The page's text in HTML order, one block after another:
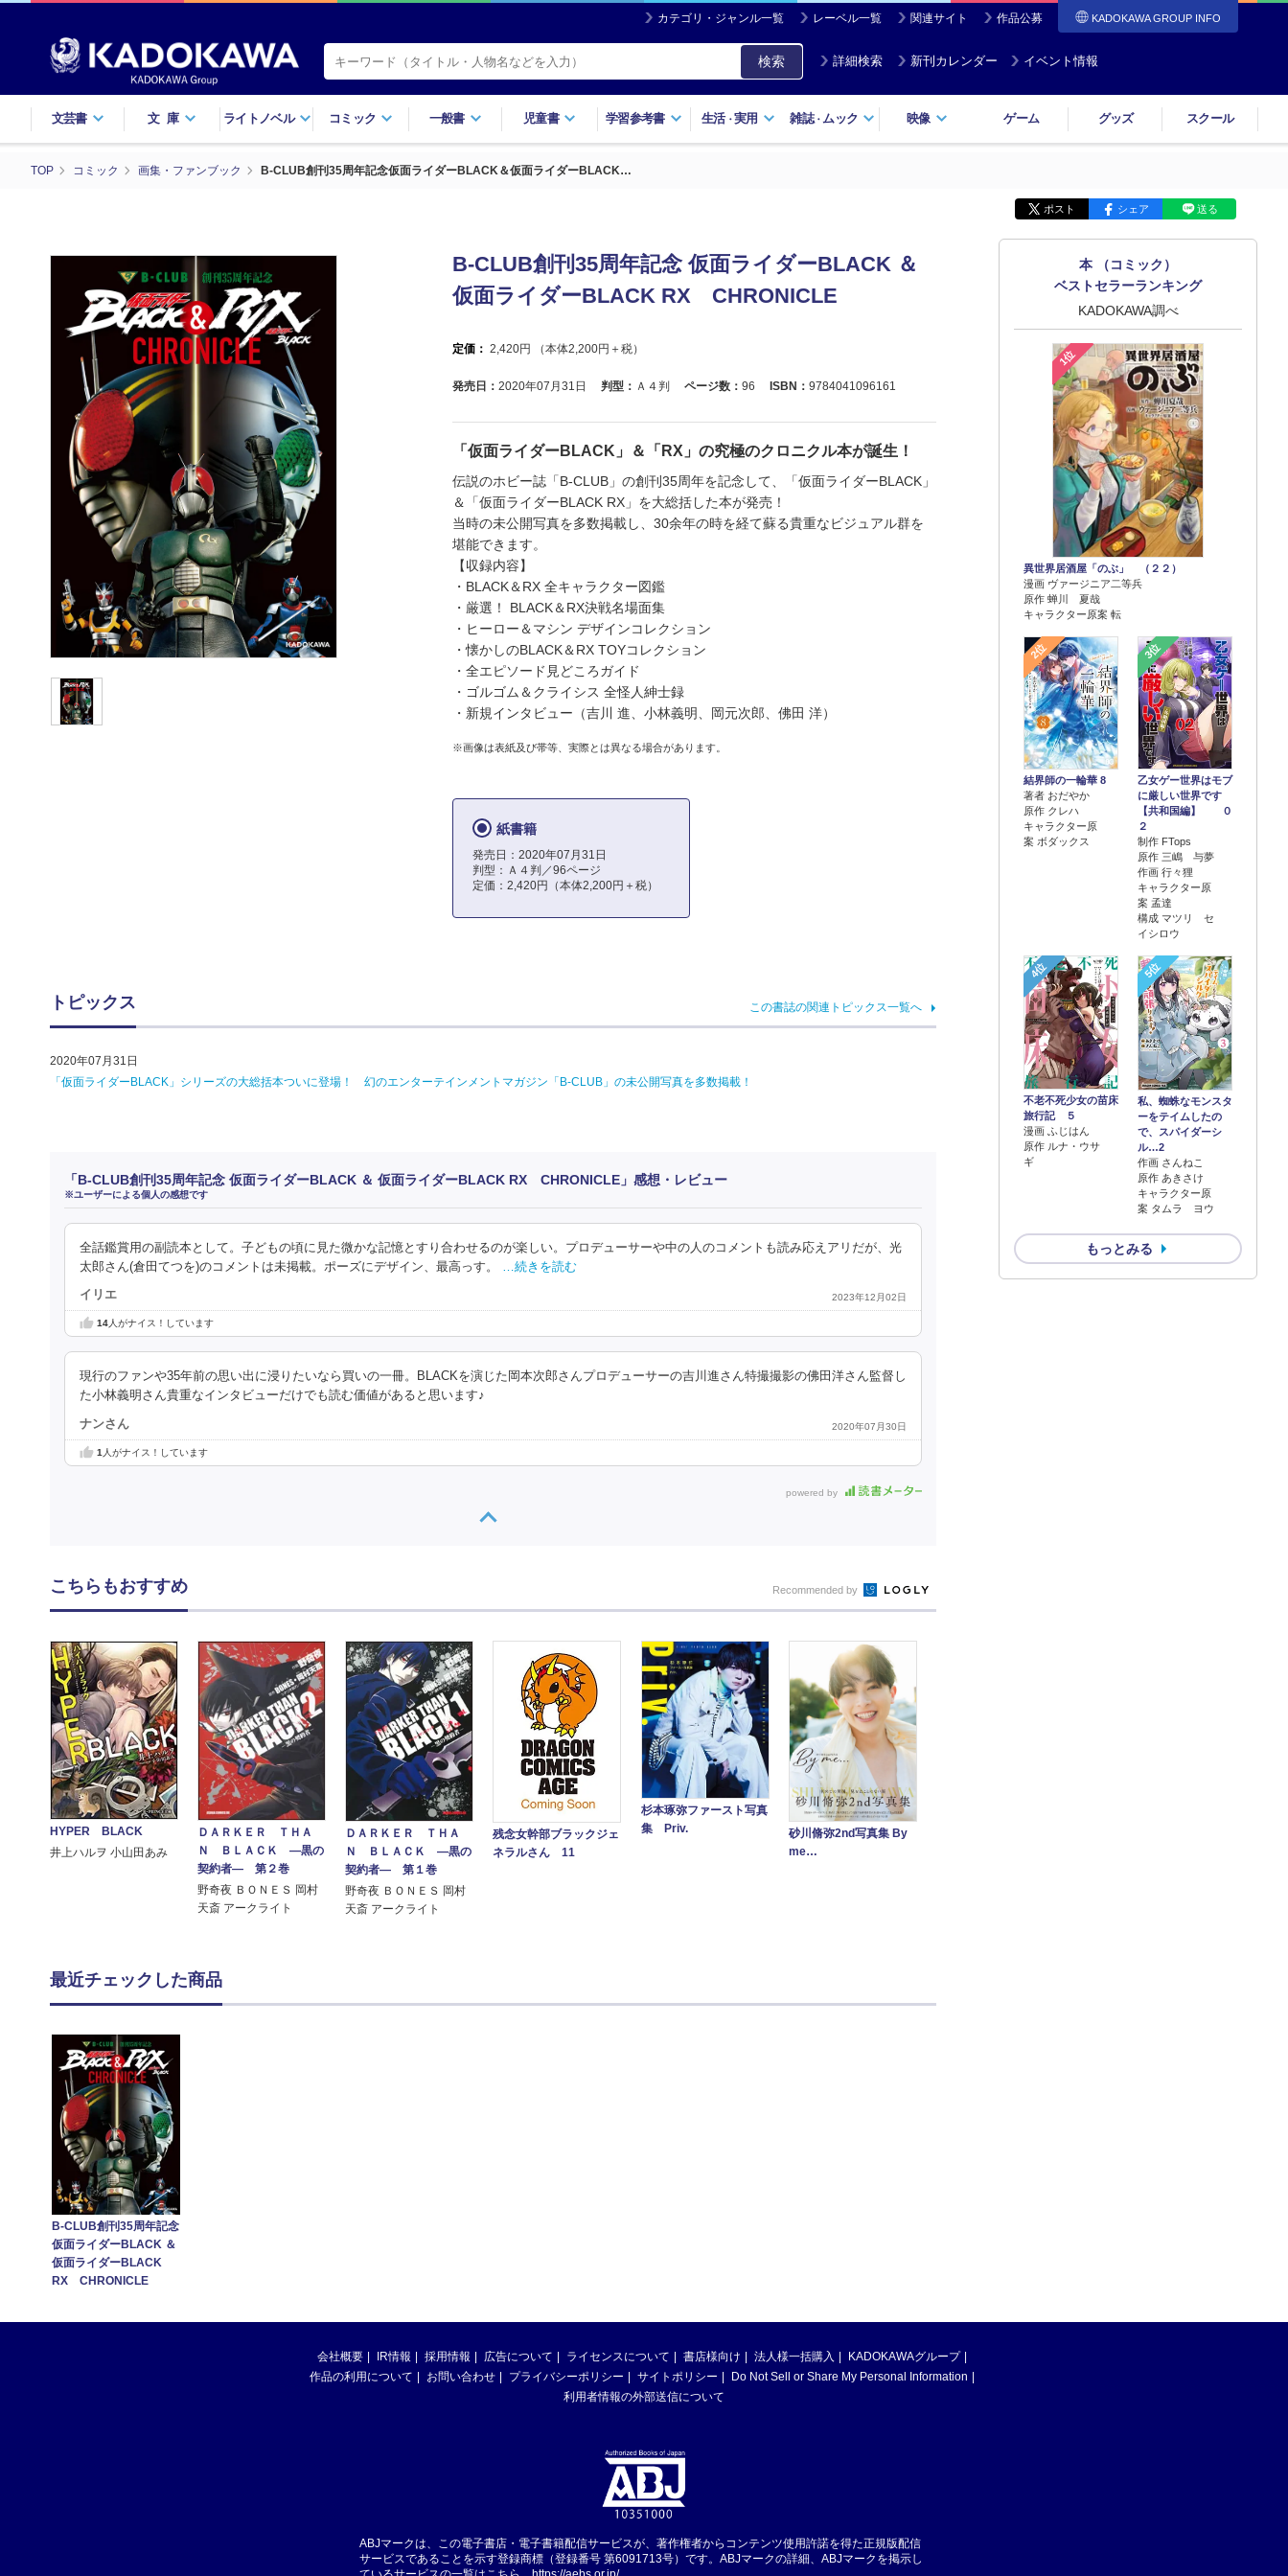
カテゴリ・ジャンル一覧 レーベル一覧 関連サイト 作品公募 KADOKAWA GROUP INFO
検索 詳細検索 新刊カレンダー イベント情報
文芸書 文庫 ライトノベル コミック 一般書 児童書 学習参考書 生活・実用 雑誌・ ムック 映像 ゲーム グッズ スクール
TOP コミック 画集・ファンブック B-CLUB創刊35周年記念仮面ライダーBLACK＆仮面ライダーBLACK…
ポスト シェア 送る
B-CLUB創刊35周年記念 仮面ライダーBLACK ＆
仮面ライダーBLACK RX CHRONICLE
定価： 2,420円 （本体2,200円＋税）
発売日： 2020年07月31日 判型： Ａ４判 ページ数： 96 ISBN： 9784041096161
「仮面ライダーBLACK」＆「RX」の究極のクロニクル本が誕生！
伝説のホビー誌「B-CLUB」の創刊35周年を記念して、「仮面ライダーBLACK」
＆「仮面ライダーBLACK RX」を大総括した本が発売！
当時の未公開写真を多数掲載し、30余年の時を経て蘇る貴重なビジュアル群を
堪能できます。
【収録内容】
・BLACK＆RX 全キャラクター図鑑
・厳選！ BLACK＆RX決戦名場面集
・ヒーロー＆マシン デザインコレクション
・懐かしのBLACK＆RX TOYコレクション
・全エピソード見どころガイド
・ゴルゴム＆クライシス 全怪人紳士録
・新規インタビュー（吉川 進、小林義明、岡元次郎、佛田 洋）
※画像は表紙及び帯等、実際とは異なる場合があります。
紙書籍
発売日：2020年07月31日
判型：Ａ４判／96ページ
定価：2,420円（本体2,200円＋税）
トピックス この書誌の関連トピックス一覧へ
2020年07月31日
「仮面ライダーBLACK」シリーズの大総括本ついに登場！ 幻のエンターテインメントマガジン「B-CLUB」の未公開写真を多数掲載！
「B-CLUB創刊35周年記念 仮面ライダーBLACK ＆ 仮面ライダーBLACK RX CHRONICLE」感想・レビュー
※ユーザーによる個人の感想です
全話鑑賞用の副読本として。子どもの頃に見た微かな記憶とすり合わせるのが楽しい。プロデューサーや中の人のコメントも読み応えアリだが、光
太郎さん(倉田てつを)のコメントは未掲載。ポーズにデザイン、最高っす。
…続きを読む
イリエ 2023年12月02日
14人がナイス！しています
現行のファンや35年前の思い出に浸りたいなら買いの一冊。BLACKを演じた岡本次郎さんプロデューサーの吉川進さん特撮撮影の佛田洋さん監督し
た小林義明さん貴重なインタビューだけでも読む価値があると思います♪
ナンさん 2020年07月30日
1 人がナイス！しています
powered by
本 （コミック）
ベストセラーランキング
KADOKAWA調べ
1位
異世界居酒屋「のぶ」 （２２）
漫画 ヴァージニア二等兵
原作 蝉川 夏哉
キャラクター原案 転
2位
結界師の一輪華 8
著者 おだやか
原作 クレハ
キャラクター原
案 ボダックス
3位
乙女ゲー世界はモブ
に厳しい世界です
【共和国編】 ０
２
制作 FTops
原作 三嶋 与夢
作画 行々狸
キャラクター原
案 孟達
構成 マツリ セ
イシロウ
4位
不老不死少女の苗床
旅行記 ５
漫画 ふじはん
原作 ルナ・ウサ
ギ
5位
私、蜘蛛なモンスタ
ーをテイムしたの
で、スパイダーシ
ル…2
作画 さんねこ
原作 あきさけ
キャラクター原
案 タムラ ヨウ
もっとみる
こちらもおすすめ Recommended by
HYPER BLACK
井上ハルヲ 小山田あみ
ＤＡＲＫＥＲ ＴＨＡ
Ｎ ＢＬＡＣＫ ―黒の
契約者― 第２巻
野奇夜 ＢＯＮＥＳ 岡村
天斎 アークライト
ＤＡＲＫＥＲ ＴＨＡ
Ｎ ＢＬＡＣＫ ―黒の
契約者― 第１巻
野奇夜 ＢＯＮＥＳ 岡村
天斎 アークライト
残念女幹部ブラックジェ
ネラルさん 11
杉本琢弥ファースト写真
集 Priv.
砂川脩弥2nd写真集 By
me…
最近チェックした商品
B-CLUB創刊35周年記念
仮面ライダーBLACK ＆
仮面ライダーBLACK
RX CHRONICLE
会社概要 IR情報 採用情報 広告について ライセンスについて 書店様向け 法人様一括購入
KADOKAWAグループ
作品の利用について
お問い合わせ プライバシーポリシー サイトポリシー
Do Not Sell or Share My Personal Information
利用者情報の外部送信について
ABJマークは、この電子書店・電子書籍配信サービスが、著作権者からコンテンツ使用許諾を得た正規版配信
サービスであることを示す登録商標（登録番号 第6091713号）です。ABJマークの詳細、ABJマークを掲示し